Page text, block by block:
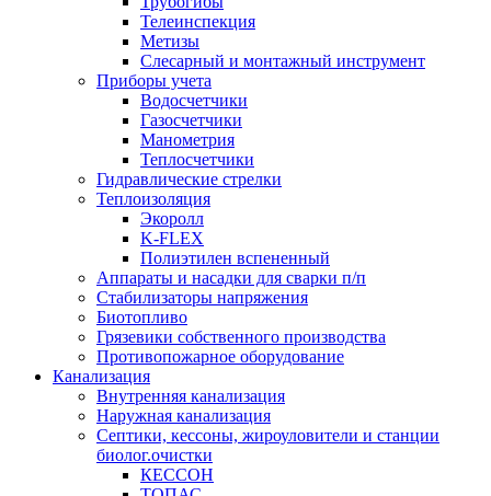
Телеинспекция
Метизы
Слесарный и монтажный инструмент
Приборы учета
Водосчетчики
Газосчетчики
Манометрия
Теплосчетчики
Гидравлические стрелки
Теплоизоляция
Экоролл
K-FLEX
Полиэтилен вспененный
Аппараты и насадки для сварки п/п
Стабилизаторы напряжения
Биотопливо
Грязевики собственного производства
Противопожарное оборудование
Канализация
Внутренняя канализация
Наружная канализация
Септики, кессоны, жироуловители и станции
биолог.очистки
КЕССОН